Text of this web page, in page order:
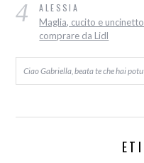
4 ALESSIA
Maglia, cucito e
comprare da Lidl
Ciao Gabriella, beata te che hai